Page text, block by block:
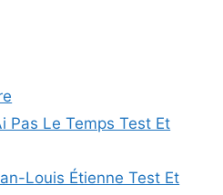
Pas Le Temps Test Et
Louis Étienne Test Et